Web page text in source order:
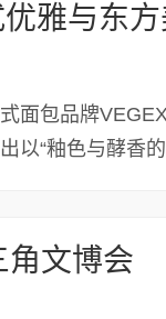
面包品牌
以“釉色与酵香
角文博会